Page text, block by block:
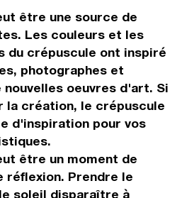
être une source de
Les couleurs et les
du crépuscule ont inspiré
photographes et
oeuvres d'art. Si
la création, le crépuscule
d'inspiration pour vos
être un moment de
réflexion. Prendre le
soleil disparaître à